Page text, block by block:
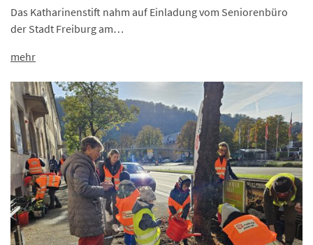
Das Katharinenstift nahm auf Einladung vom Seniorenbüro
der Stadt Freiburg am…
mehr